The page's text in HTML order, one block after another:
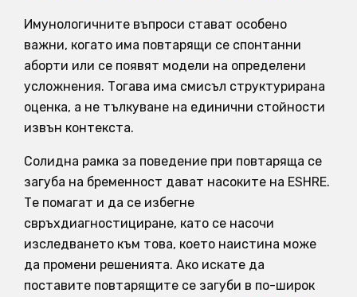
Имунологичните въпроси стават особено
важни, когато има повтарящи се спонтанни
аборти или се появят модели на определени
усложнения. Тогава има смисъл структурирана
оценка, а не тълкуване на единични стойности
извън контекста.
Солидна рамка за поведение при повтаряща се
загуба на бременност дават насоките на ESHRE.
Те помагат и да се избегне
свръхдиагностициране, като се насочи
изследването към това, което наистина може
да промени решенията. Ако искате да
поставите повтарящите се загуби в по-широк